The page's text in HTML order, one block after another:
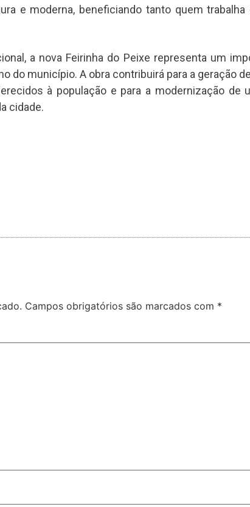
e moderna, beneficiando tanto quem trabalha
a nova Feirinha do Peixe representa um
do município. A obra contribuirá para a geração
à população e para a modernização de
cidade.
Campos obrigatórios são marcados com *